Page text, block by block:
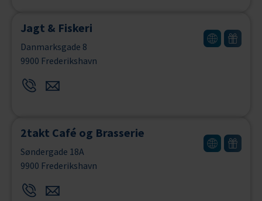
Jagt & Fiskeri
Danmarksgade 8
9900 Frederikshavn
2takt Café og Brasserie
Søndergade 18A
9900 Frederikshavn